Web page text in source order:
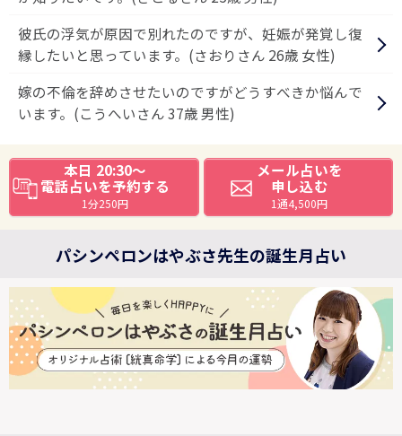
彼氏の浮気が原因で別れたのですが、妊娠が発覚し復
縁したいと思っています。(さおりさん 26歳 女性)
嫁の不倫を辞めさせたいのですがどうすべきか悩んで
います。(こうへいさん 37歳 男性)
本日 20:30～
電話占いを予約する
1分250円
メール占いを
申し込む
1通4,500円
パシンペロンはやぶさ先生の誕生月占い